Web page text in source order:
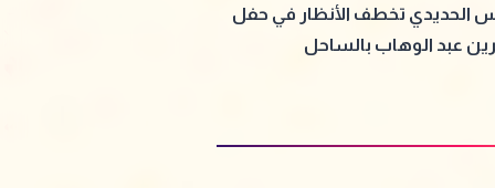
الحديدي تخطف الأنظار في حفل
عبد الوهاب بالساحل